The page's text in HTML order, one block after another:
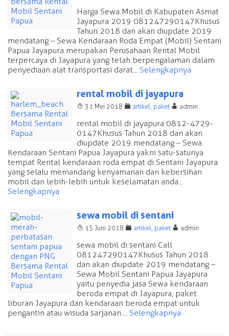
Harga Sewa Mobil di Kabupaten Asmat
Jayapura 2019 081247290147 Khusus
Tahun 2018 dan akan diupdate 2019
mendatang – Sewa Kendaraan Roda Empat (Mobil) Sentani
Papua Jayapura merupakan Perusahaan Rental Mobil
terpercaya di Jayapura yang telah berpengalaman dalam
penyediaan alat transportasi darat... Selengkapnya
rental mobil di jayapura
T 31 Mei 2018 F artikel paket A admin
rental mobil di jayapura 0812-4729-
0147 Khusus Tahun 2018 dan akan
diupdate 2019 mendatang – Sewa
Kendaraan Sentani Papua Jayapura yakni satu-satunya
tempat Rental kendaraan roda empat di Sentani Jayapura
yang selalu memandang kenyamanan dan kebersihan
mobil dan lebih-lebih untuk keselamatan anda...
Selengkapnya
sewa mobil di sentani
T 15 Juni 2018 F artikel paket A admin
sewa mobil di sentani Call
081247290147 Khusus Tahun 2018
dan akan diupdate 2019 mendatang –
Sewa Mobil Sentani Papua Jayapura
yaitu penyedia jasa Sewa kendaraan
beroda empat di Jayapura, paket
liburan Jayapura dan kendaraan beroda empat untuk
pengantin atau wisuda sarjanan.... Selengkapnya